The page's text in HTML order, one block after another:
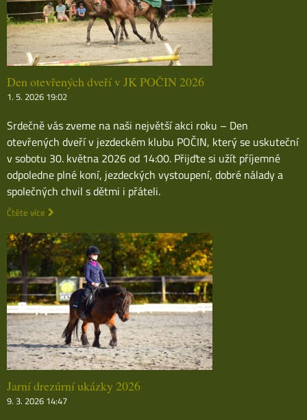
Den otevřených dveří v JK POČIN 2026
1. 5. 2026 19:02
Srdečně vás zveme na naši největší akci roku – Den
otevřených dveří v jezdeckém klubu POČIN, který se uskuteční
v sobotu 30. května 2026 od 14:00. Přijďte si užít příjemné
odpoledne plné koní, jezdeckých vystoupení, dobré nálady a
společných chvil s dětmi i přáteli.
Čtěte více
Jarní drezúrní ukázky 2026
9. 3. 2026 14:47